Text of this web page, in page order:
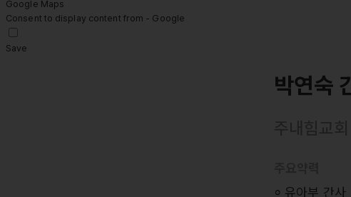
Google Maps
Consent to display content from - Google
Save
박연숙
⸰ 유아부 간사